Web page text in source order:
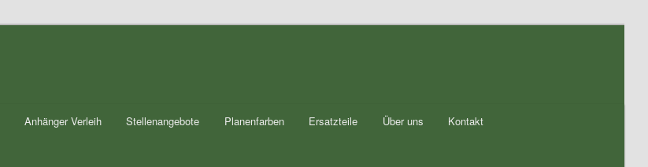
Anhänger Verleih Stellenangebote Planenfarben Ersatzteile Über uns Kontakt